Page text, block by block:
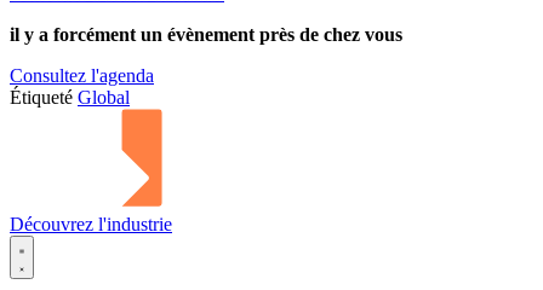
il y a forcément un évènement près de chez vous
Consultez l'agenda
Étiqueté Global
Découvrez l'industrie